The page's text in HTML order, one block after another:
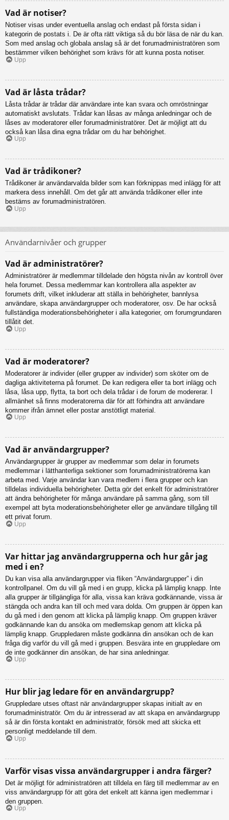
Vad är notiser?
Notiser visas under eventuella anslag och endast på första sidan i
kategorin de postats i. De är ofta rätt viktiga så du bör läsa de när du kan.
Som med anslag och globala anslag så är det forumadministratören som
bestämmer vilken behörighet som krävs för att kunna posta notiser.
Upp
Vad är låsta trådar?
Låsta trådar är trådar där användare inte kan svara och omröstningar
automatiskt avslutats. Trådar kan låsas av många anledningar och de
låses av moderatorer eller forumadministratörer. Det är möjligt att du
också kan låsa dina egna trådar om du har behörighet.
Upp
Vad är trådikoner?
Trådikoner är användarvalda bilder som kan förknippas med inlägg för att
markera dess innehåll. Om det går att använda trådikoner eller inte
bestäms av forumadministratören.
Upp
Användarnivåer och grupper
Vad är administratörer?
Administratörer är medlemmar tilldelade den högsta nivån av kontroll över
hela forumet. Dessa medlemmar kan kontrollera alla aspekter av
forumets drift, vilket inkluderar att ställa in behörigheter, bannlysa
användare, skapa användargrupper och moderatorer, osv. De har också
fullständiga moderationsbehörigheter i alla kategorier, om forumgrundaren
tillåtit det.
Upp
Vad är moderatorer?
Moderatorer är individer (eller grupper av individer) som sköter om de
dagliga aktiviteterna på forumet. De kan redigera eller ta bort inlägg och
låsa, låsa upp, flytta, ta bort och dela trådar i de forum de modererar. I
allmänhet så finns moderatorerna där för att förhindra att användare
kommer ifrån ämnet eller postar anstötligt material.
Upp
Vad är användargrupper?
Användargrupper är grupper av medlemmar som delar in forumets
medlemmar i lätthanterliga sektioner som forumadministratörerna kan
arbeta med. Varje användar kan vara medlem i flera grupper och kan
tilldelas individuella behörigheter. Detta gör det enkelt för administratörer
att ändra behörigheter för många användare på samma gång, som till
exempel att byta moderationsbehörigheter eller ge användare tillgång till
ett privat forum.
Upp
Var hittar jag användargrupperna och hur går jag
med i en?
Du kan visa alla användargrupper via fliken “Användargrupper” i din
kontrollpanel. Om du vill gå med i en grupp, klicka på lämplig knapp. Inte
alla grupper är tillgängliga för alla, vissa kan kräva godkännande, vissa är
stängda och andra kan till och med vara dolda. Om gruppen är öppen kan
du gå med i den genom att klicka på lämplig knapp. Om gruppen kräver
godkännande kan du ansöka om medlemskap genom att klicka på
lämplig knapp. Gruppledaren måste godkänna din ansökan och de kan
fråga dig varför du vill gå med i gruppen. Besvära inte en gruppledare om
de inte godkänner din ansökan, de har sina anledningar.
Upp
Hur blir jag ledare för en användargrupp?
Gruppledare utses oftast när användargrupper skapas initialt av en
forumadministratör. Om du är intresserad av att skapa en användargrupp
så är din första kontakt en administratör, försök med att skicka ett
personligt meddelande till dem.
Upp
Varför visas vissa användargrupper i andra färger?
Det är möjligt för administratören att tilldela en färg till medlemmar av en
viss användargrupp för att göra det enkelt att känna igen medlemmar i
den gruppen.
Upp